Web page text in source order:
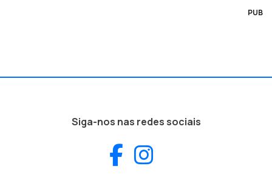
PUB
Siga-nos nas redes sociais
Facebook